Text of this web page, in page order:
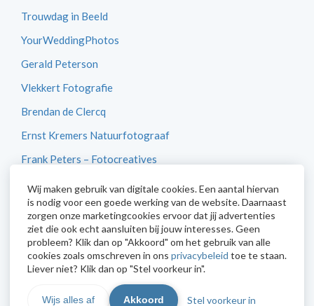
Trouwdag in Beeld
YourWeddingPhotos
Gerald Peterson
Vlekkert Fotografie
Brendan de Clercq
Ernst Kremers Natuurfotograaf
Frank Peters – Fotocreatives
Betty van Engelen
CameraNU
© 2026 Digidiaal Fotografie en Beeldbewerking - Powered by
Wij maken gebruik van digitale cookies. Een aantal hiervan
is nodig voor een goede werking van de website. Daarnaast
zorgen onze marketingcookies ervoor dat jij advertenties
ziet die ook echt aansluiten bij jouw interesses. Geen
probleem? Klik dan op "Akkoord" om het gebruik van alle
cookies zoals omschreven in ons privacybeleid toe te staan.
Liever niet? Klik dan op "Stel voorkeur in".
Stel voorkeur in
Wijs alles af Akkoord